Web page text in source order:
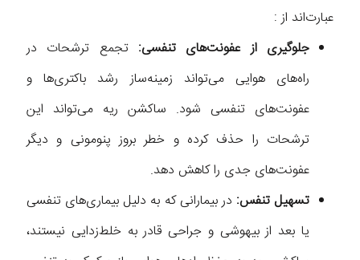
عبارت‌اند از :
جلوگیری از عفونت‌های تنفسی: تجمع ترشحات در
راه‌های هوایی می‌تواند زمینه‌ساز رشد باکتری‌ها و
عفونت‌های تنفسی شود. ساکشن ریه می‌تواند این
ترشحات را حذف کرده و خطر بروز پنومونی و دیگر
عفونت‌های جدی را کاهش دهد.
تسهیل تنفس: در بیمارانی که به دلیل بیماری‌های تنفسی
یا بعد از بیهوشی و جراحی قادر به خلط‌زدایی نیستند،